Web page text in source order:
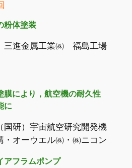
粉体塗装
三進金属工業㈱ 福島工場
膜により，航空機の耐久性
に
国研）宇宙航空研究開発機
・オーウエル㈱・㈱ニコン
アフラムポンプ